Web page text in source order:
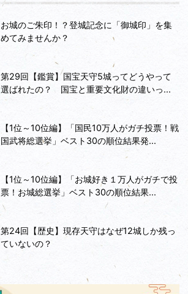
お城のご朱印！？登城記念に「御城印」を集
めてみませんか？
第29回【鑑賞】国宝天守5城ってどうやって
選ばれたの？ 国宝と重要文化財の違いっ...
【1位～10位編】「国民10万人がガチ投票！戦
国武将総選挙」ベスト30の順位結果発...
【1位～10位編】「お城好き１万人がガチで投
票！お城総選挙」ベスト30の順位結果...
第24回【歴史】現存天守はなぜ12城しか残っ
ていないの？